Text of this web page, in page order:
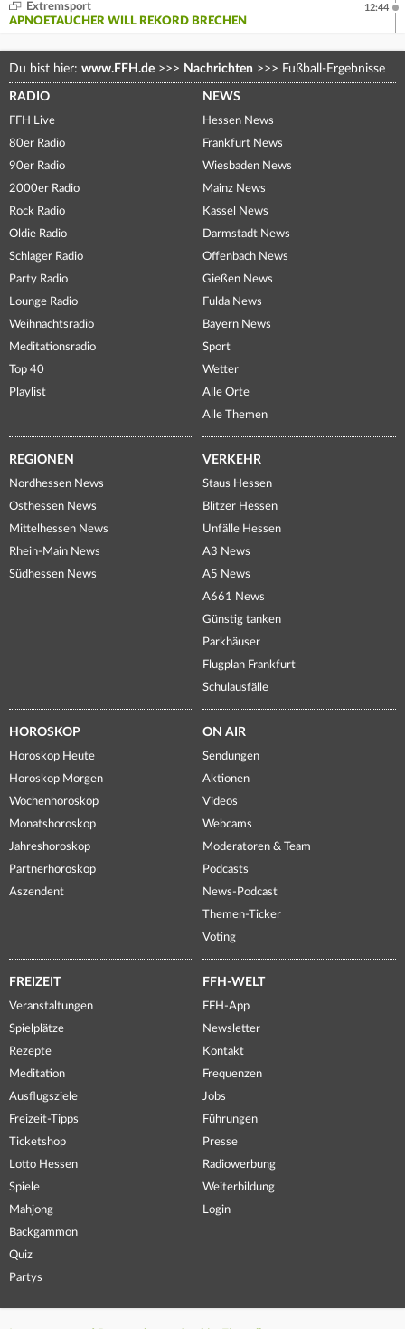
Extremsport
APNOETAUCHER WILL REKORD BRECHEN
12:44
Du bist hier: www.FFH.de >>> Nachrichten >>> Fußball-Ergebnisse
RADIO
FFH Live
80er Radio
90er Radio
2000er Radio
Rock Radio
Oldie Radio
Schlager Radio
Party Radio
Lounge Radio
Weihnachtsradio
Meditationsradio
Top 40
Playlist
NEWS
Hessen News
Frankfurt News
Wiesbaden News
Mainz News
Kassel News
Darmstadt News
Offenbach News
Gießen News
Fulda News
Bayern News
Sport
Wetter
Alle Orte
Alle Themen
REGIONEN
Nordhessen News
Osthessen News
Mittelhessen News
Rhein-Main News
Südhessen News
VERKEHR
Staus Hessen
Blitzer Hessen
Unfälle Hessen
A3 News
A5 News
A661 News
Günstig tanken
Parkhäuser
Flugplan Frankfurt
Schulausfälle
HOROSKOP
Horoskop Heute
Horoskop Morgen
Wochenhoroskop
Monatshoroskop
Jahreshoroskop
Partnerhoroskop
Aszendent
ON AIR
Sendungen
Aktionen
Videos
Webcams
Moderatoren & Team
Podcasts
News-Podcast
Themen-Ticker
Voting
FREIZEIT
Veranstaltungen
Spielplätze
Rezepte
Meditation
Ausflugsziele
Freizeit-Tipps
Ticketshop
Lotto Hessen
Spiele
Mahjong
Backgammon
Quiz
Partys
FFH-WELT
FFH-App
Newsletter
Kontakt
Frequenzen
Jobs
Führungen
Presse
Radiowerbung
Weiterbildung
Login